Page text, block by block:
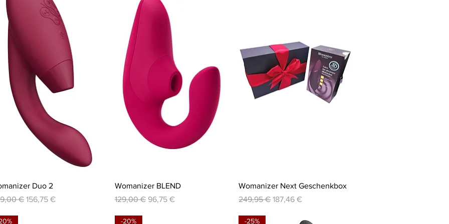
Schnellansicht
Duo 2
€ Sale-Preis
156,75 €
Schnellansicht
Womanizer BLEND
Standardpreis
129,00 € Sale-Preis
96,75 €
Schnellansicht
Womanizer Next Geschenkbox
Standardpreis
249,95 € Sale-Preis
187,46 €
-20% -25%